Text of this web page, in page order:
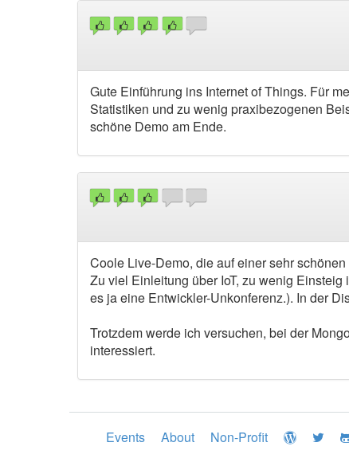
Gute Einführung ins Internet of Things. Für
Statistiken und zu wenig praxibezogenen
schöne Demo am Ende.
Coole Live-Demo, die auf einer sehr
Zu viel Einleitung über IoT, zu wenig
es ja eine Entwickler-Unkonferenz.). In der
Trotzdem werde ich versuchen, bei der
interessiert.
Events About Non-Profit